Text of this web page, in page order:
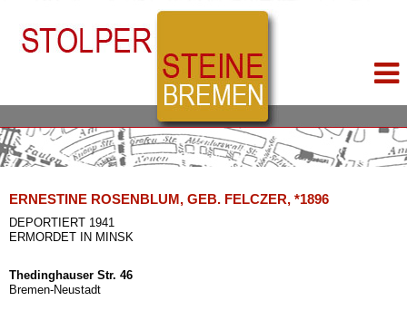
ERNESTINE ROSENBLUM, GEB. FELCZER, *1896
DEPORTIERT 1941
ERMORDET IN MINSK
Thedinghauser Str. 46
Bremen-Neustadt